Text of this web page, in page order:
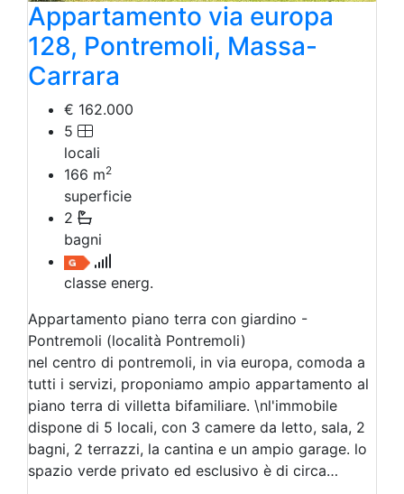
Appartamento via europa
128, Pontremoli, Massa-
Carrara
€ 162.000
5
locali
166 m2
superficie
2
bagni
classe energ.
Appartamento piano terra con giardino -
Pontremoli (località Pontremoli)
nel centro di pontremoli, in via europa, comoda a
tutti i servizi, proponiamo ampio appartamento al
piano terra di villetta bifamiliare. \nl'immobile
dispone di 5 locali, con 3 camere da letto, sala, 2
bagni, 2 terrazzi, la cantina e un ampio garage. lo
spazio verde privato ed esclusivo è di circa…